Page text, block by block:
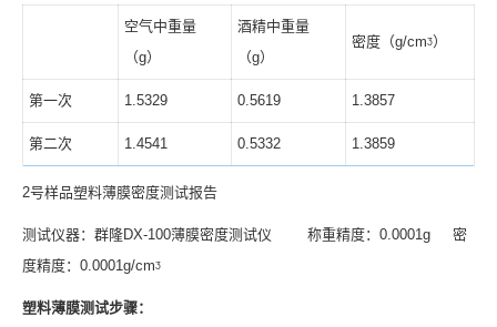
空气中重量
（g）
酒精中重量
（g）
密度（g/cmᶾ）
第一次 1.5329 0.5619 1.3857
第二次 1.4541 0.5332 1.3859
2号样品塑料薄膜密度测试报告
测试仪器：群隆DX-100薄膜密度测试仪 称重精度：0.0001g 密
度精度：0.0001g/cmᶾ
塑料薄膜测试步骤：